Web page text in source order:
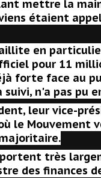
mettre la
étaient
en
pour 11
forte face au
n'a pas pu
leur vice-
le Mouvement
très
des finances